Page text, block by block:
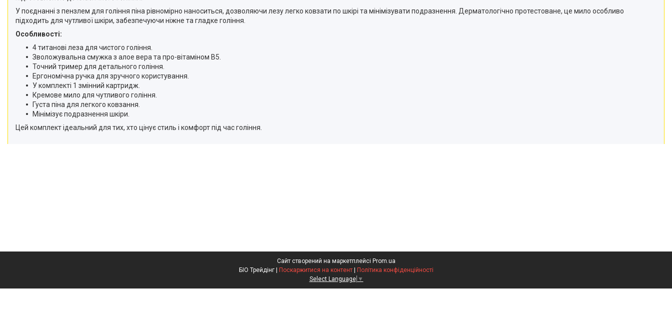
У поєднанні з пензлем для гоління піна рівномірно наноситься, дозволяючи лезу легко ковзати по шкірі та мінімізувати подразнення. Дерматологічно протестоване, це мило особливо
підходить для чутливої шкіри, забезпечуючи ніжне та гладке гоління.
Особливості:
4 титанові леза для чистого гоління.
Зволожувальна смужка з алое вера та про-вітаміном B5.
Точний тример для детального гоління.
Ергономічна ручка для зручного користування.
У комплекті 1 змінний картридж.
Кремове мило для чутливого гоління.
Густа піна для легкого ковзання.
Мінімізує подразнення шкіри.
Цей комплект ідеальний для тих, хто цінує стиль і комфорт під час гоління.
Сайт створений на маркетплейсі Prom.ua
БІО Трейдінг | Поскаржитися на контент | Політика конфіденційності
Select Language ▼